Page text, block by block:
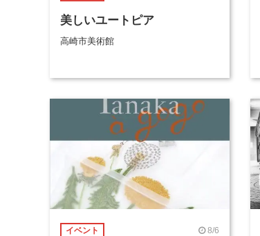
美しいユートピア
高崎市美術館
イベント 8/6